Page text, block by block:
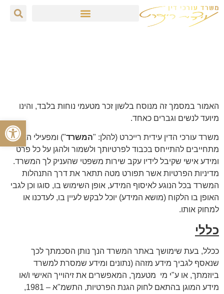
האמור במסמך זה מנוסח בלשון זכר מטעמי נוחות בלבד, והינו
מיועד לנשים וגברים כאחד.
משרד עורכי הדין עידית רייכרט (להלן: "המשרד") ומפעילי האתר
מתחייבים להתייחס בכבוד לפרטיותך ולשמור ולהגן על כל פרט
ומידע אישי שקיבל לידיו עקב שירות משפטי שהעניק לך המשרד.
מדיניות הפרטיות אשר תפורט מטה תתאר את דרך התנהלות
המשרד בכל הנוגע לאיסוף המידע, אופן השימוש בו, סוגו וכן לגבי
האופן בו הלקוח (מושא המידע) יוכל לבקש לעיין בו, לעדכנו או
למחוק אותו.
כללי
ככלל, בעת שימושך באתר המשרד הנך נותן הסכמתך לכך
שנאסף לגביך מידע מזהה (נתונים ומידע שמסרת למשרד
ביוזמתך, או ע"י מי מטעמך, המאפשרים את זיהוייך האישי ו/או
מידע המוגן בהתאם לחוק הגנת הפרטיות, התשמ"א – 1981,
פתח